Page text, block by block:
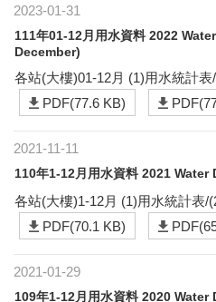
2023-01-31
111年01-12月用水資料 2022
December)
各站(大樓)01-12月 (1)用水統計
PDF(77.6 KB)
2021-11-11
110年1-12月用水資料 2021
各站(大樓)1-12月 (1)用水統計表/
PDF(70.1 KB)
2021-01-29
109年1-12月用水資料 2020